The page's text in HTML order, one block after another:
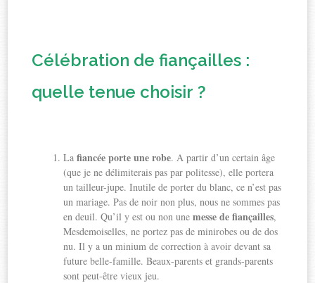
Célébration de fiançailles :
quelle tenue choisir ?
Lafiancée porte une robe. A partir d’un certain âge
(que je ne délimiterais pas par politesse), elle portera
un tailleur-jupe. Inutile de porter du blanc, ce n’est pas
un mariage. Pas de noir non plus, nous ne sommes pas
en deuil. Qu’il y est ou non unemesse de fiançailles,
Mesdemoiselles, ne portez pas de minirobes ou de dos
nu. Il y a un minium de correction à avoir devant sa
future belle-famille. Beaux-parents et grands-parents
sont peut-être vieux jeu.